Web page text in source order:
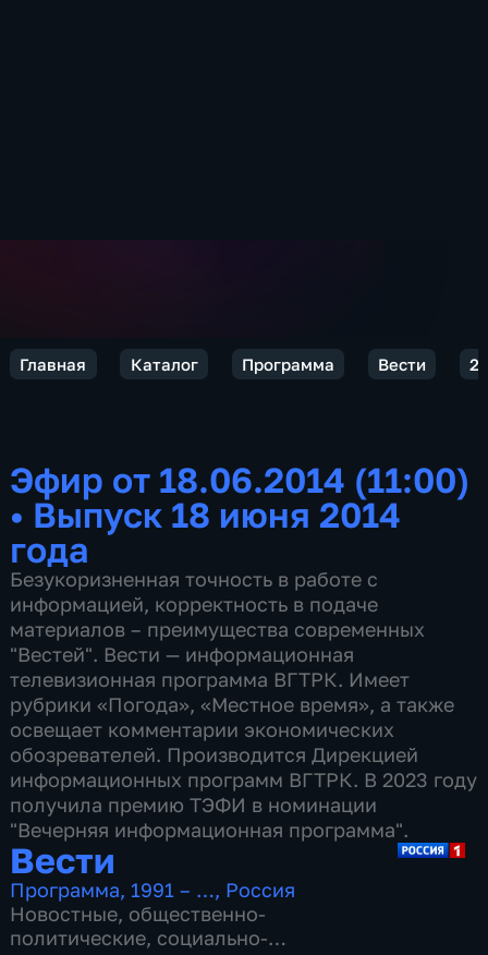
Главная Каталог Программа Вести
Эфир от 18.06.2014 (11:00)
• Выпуск 18 июня 2014
года
Безукоризненная точность в работе с
информацией, корректность в подаче
материалов – преимущества современных
"Вестей". Вести — информационная
телевизионная программа ВГТРК. Имеет
рубрики «Погода», «Местное время», а также
освещает комментарии экономических
обозревателей. Производится Дирекцией
информационных программ ВГТРК. В 2023 году
получила премию ТЭФИ в номинации
"Вечерняя информационная программа".
Вести
Программа, 1991 – …, Россия
Новостные, общественно-
политические, социально-